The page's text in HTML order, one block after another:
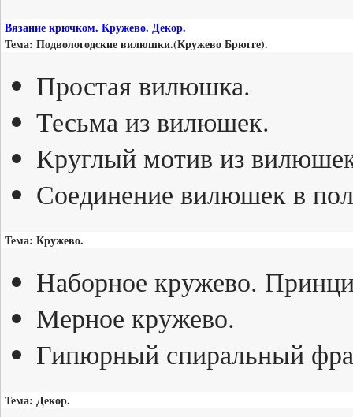
Вязание крючком. Кружево. Декор.
Тема: Подвологодские вилюшки.(Кружево Брюгге).
Простая вилюшка.
Тесьма из вилюшек.
Круглый мотив из
Соединение вилюшек в
Тема: Кружево.
Наборное кружево.
Мерное кружево.
Гипюрный спиральный
Тема: Декор.